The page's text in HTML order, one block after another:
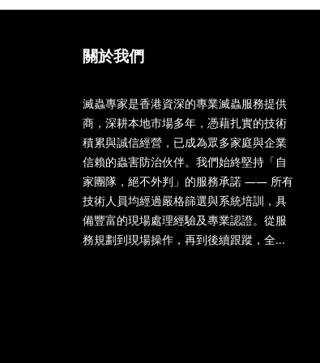
關於我們
滅蟲專家是香港資深的專業滅蟲服務提供
商，深耕本地市場多年，憑藉扎實的技術
積累與誠信經營，已成為眾多家庭與企業
信賴的蟲害防治伙伴。我們始終堅持「自
家團隊，絕不外判」的服務承諾 —— 所有
技術人員均經過嚴格篩選與系統培訓，具
備豐富的現場處理經驗及專業認證。從服
務規劃到現場操作，再到後續跟蹤，全...